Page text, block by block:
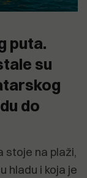
puta.
su
do
stoje na plaži,
hladu i koja je